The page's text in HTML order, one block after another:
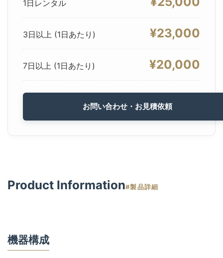
1日レンタル
3日以上 (1日あたり) ¥23,000
7日以上 (1日あたり) ¥20,000
お問い合わせ・お見積依頼
Product Information#製品詳細
機器構成